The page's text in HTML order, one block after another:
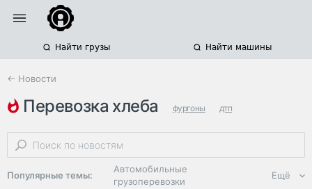
Найти грузы Найти машины
← Новости
перевозка хлеба фургоны дтп
дтп с троллейбусом
Популярные темы:
Автомобильные
грузоперевозки
Ещё